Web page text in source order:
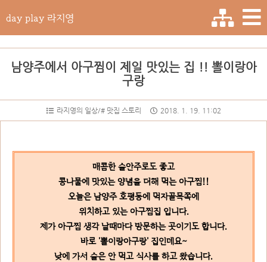
day play 라지영
남양주에서 아구찜이 제일 맛있는 집 !! 뽈이랑아
구랑
라지영의 일상/# 맛집 스토리 2018. 1. 19. 11:02
매콤한 술안주로도 좋고
콩나물에 맛있는 양념을 더해 먹는 아구찜!!
오늘은 남양주 호평동에 먹자골목쪽에
위치하고 있는 아구찜집 입니다.
제가 아구찜 생각 날때마다 방문하는 곳이기도 합니다.
바로 '뽈이랑아구랑' 집인데요~
낮에 가서 술은 안 먹고 식사를 하고 왔습니다.